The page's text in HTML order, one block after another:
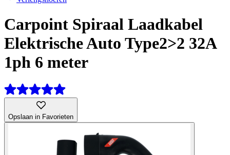
Carpoint Spiraal Laadkabel
Elektrische Auto Type2>2 32A
1ph 6 meter
Opslaan in Favorieten